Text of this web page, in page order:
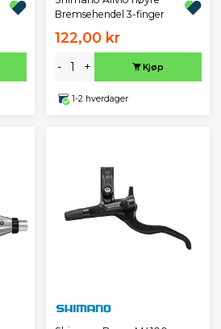
Bremsehendel 3-finger
122,00 kr
- + Kjøp
1-2 hverdager